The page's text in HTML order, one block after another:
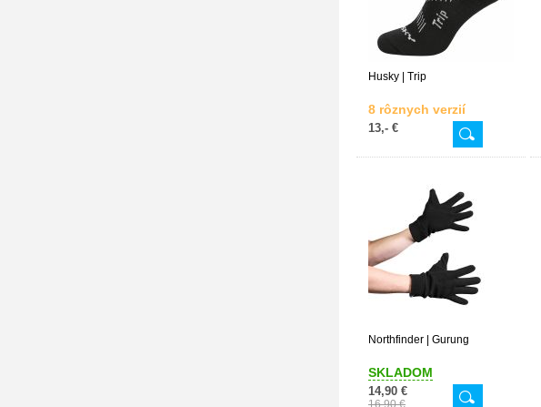
Husky | Trip
8 rôznych verzií
13,- €
Northfinder | Gurung
SKLADOM
14,90 €
16,90 €